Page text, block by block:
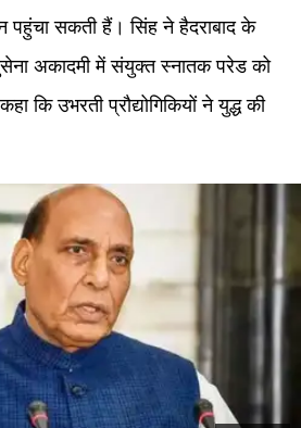
पहुंचा सकती हैं। सिंह ने हैदराबाद के
अकादमी में संयुक्त स्नातक परेड को
कि उभरती प्रौद्योगिकियों ने युद्ध की